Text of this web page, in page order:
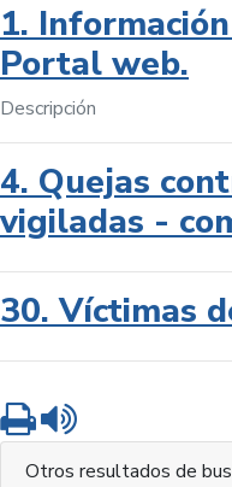
1.
Portal web.
Descripción
4. Quejas
vigiladas -
30. Víctimas
Imprimir
Otros resultados de